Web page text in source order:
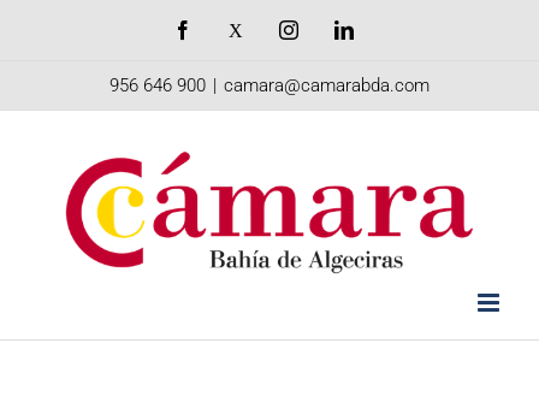
Facebook InstagramLinkedIn
956 646 900 | camara@camarabda.com